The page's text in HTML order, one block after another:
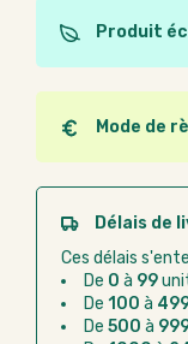
Produit
Ce produit est
matériaux
peuvent plus
après
n'entre pas
Mode de
Quel que soit le
passer
Paiement
Virement
après la
Chorus Pro
Délais de
Ces délais
De 0 à 99
De 100 à
De 500 à